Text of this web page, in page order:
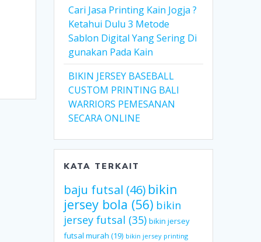
Cari Jasa Printing Kain Jogja ?
Ketahui Dulu 3 Metode
Sablon Digital Yang Sering Di
gunakan Pada Kain
BIKIN JERSEY BASEBALL
CUSTOM PRINTING BALI
WARRIORS PEMESANAN
SECARA ONLINE
KATA TERKAIT
baju futsal (46) bikin
jersey bola (56) bikin
jersey futsal (35) bikin jersey
futsal murah (19) bikin jersey printing